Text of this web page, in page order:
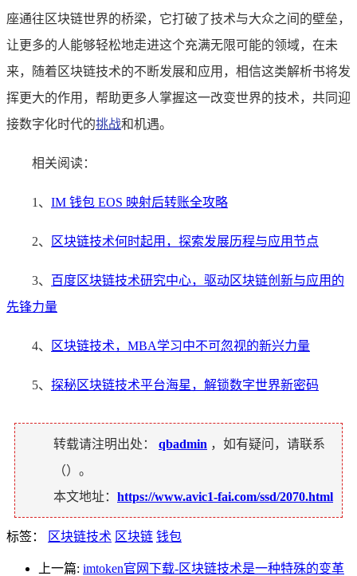
座通往区块链世界的桥梁，它打破了技术与大众之间的壁垒，
让更多的人能够轻松地走进这个充满无限可能的领域，在未
来，随着区块链技术的不断发展和应用，相信这类解析书将发
挥更大的作用，帮助更多人掌握这一改变世界的技术，共同迎
接数字化时代的挑战和机遇。
相关阅读：
1、 IM 钱包 EOS 映射后转账全攻略
2、 区块链技术何时起用，探索发展历程与应用节点
3、 百度区块链技术研究中心，驱动区块链创新与应用的
先锋力量
4、 区块链技术，MBA学习中不可忽视的新兴力量
5、 探秘区块链技术平台海星，解锁数字世界新密码
转载请注明出处： qbadmin ，如有疑问，请联系
（）。
本文地址： https://www.avic1-fai.com/ssd/2070.html
标签： 区块链技术 区块链 钱包
上一篇: imtoken官网下载-区块链技术是一种特殊的变革